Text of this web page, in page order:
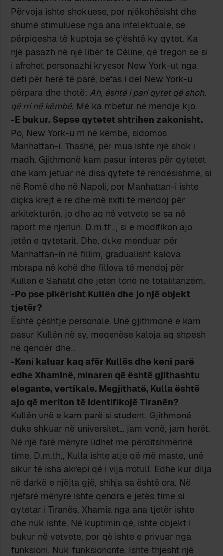
Përvoja ishte shokuese, por njëkohësisht dhe
shumë stimuluese nga ana intelektuale, se
përpiqesha të kuptoja se ç’është ky qytet. Ka
një pasazh në një libër të Céline, që tregon se si
i afrohet personazhi kryesor New York-ut nga
deti për herë të parë, befas i del New York-u
përpara dhe thotë: Ah, është i pari qytet që shoh,
që rri në këmbë. Më ka mbetur në mendje kjo.
-E bukur. Sepse qytetet shtrihen zakonisht.
Po, New York-u rri në këmbë, sidomos
Manhattan-i. Thashë, për mua ishte një shok i
madh. Gjithmonë kam pasur interes për qytetet
dhe kam jetuar në disa qytete të rëndësishme, si
në Romë dhe në Napoli, por Manhattan-i ishte
diçka krejt e re dhe më nxiti të mendoj për
arkitekturën, jo dhe aq në vetvete se sa në
raport me njeriun. D.m.th.., si e modifikon ajo
jetën e qytetarit. Dhe, duke menduar për
Manhattan-in në fillim, gradualisht kalova
mbrapa në kohë dhe fillova të mendoj për
Kullën e Sahatit dhe jetën tonë në totalitarizëm.
-Po pse pikërisht Kullën dhe jo një objekt
tjetër?
Është çështje personale. Unë gjithmonë e kam
pasur Kullën në sy, meqenëse kaloja aq shpesh
në qendër dhe…
-Keni kaluar kaq afër Kullës dhe keni parë
edhe Xhaminë, minaren që është gjithashtu
elegante, vertikale. Megjithatë, Kulla është
ajo që meriton të identifikojë Tiranën?
Kullën unë e kam parë si student. Gjithmonë
duke shkuar në universitet… jam vonë, jam herët.
Në një farë mënyre lidhet me përditshmërinë
time. D.m.th., Kulla ishte atje që më maste, unë
sikur të isha akrepi që i vija rrotull. Edhe kur dilja
në darkë e njëjta gjë, shihja sa është ora. Në
njëfarë mënyre ishte qendra e jetës time si
qytetar i Tiranës. Xhamia nga ana tjetër ishte
dhe nuk ishte. Në kuptimin që, ishte objekt i
bukur në vetvete, por që ishte e privuar nga
funksioni. Nuk funksiononte. Ishte thjesht një